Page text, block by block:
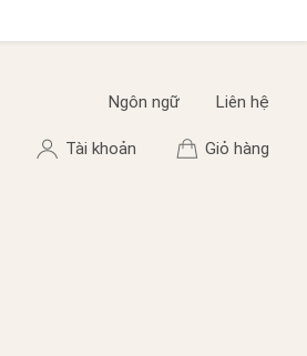
Ngôn ngữ Liên hệ
Tài khoản Giỏ hàng